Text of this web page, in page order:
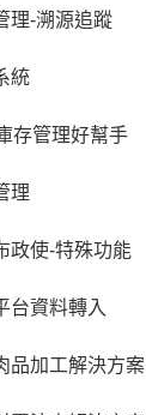
理-溯源追蹤
統
存管理好幫手
理
政使-特殊功能
台資料轉入
品加工解決方案